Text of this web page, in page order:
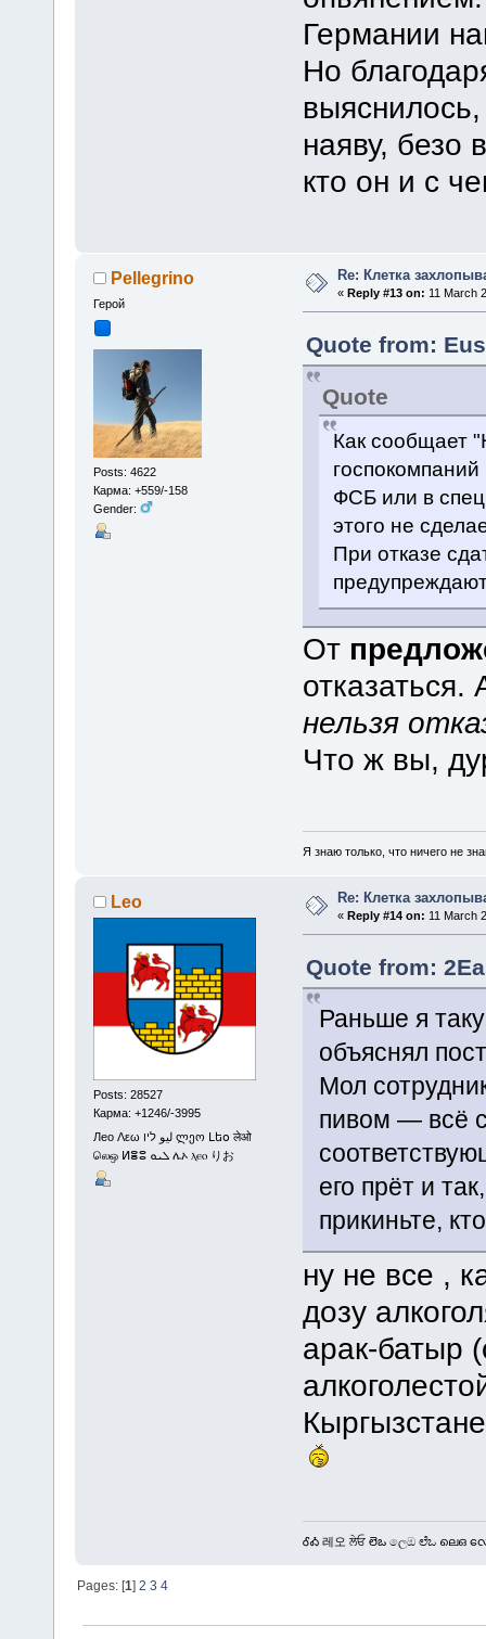
Германии
Но
наяву, безо
кто он и с
Pellegrino
Герой
Posts: 4622
Карма: +559/-158
Gender:
Re: Клетка
«Reply #13 on: 11 March
Quote from:
Quote
Как сообщает
ФСБ или в
этого не
При отказе
От
отказаться.
нельзя
Что ж вы,
Я знаю только, что ничего не
Leo
Posts: 28527
Карма: +1246/-3995
Лео Λεω ليو ליו ლეო Լեօ लेओ
லெஒ ⵍⴻⵓ ܠܝܘ ሌኦ ⲗⲉⲟ りお
Re: Клетка
« Reply #14 on: 11 March
Quote from:
Раньше я
объяснял
Мол
пивом — всё
его прёт и
прикиньте,
ну не все ,
дозу
арак-батыр
ᎴᎣ 레오 ਲੇਓ లెఒ ලෙඔ ಲೆಒ ലെഒ လ
Pages: [1]2 3 4